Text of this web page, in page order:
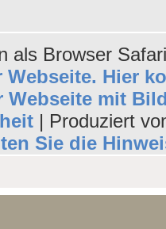
als Browser
Webseite. Hier
Webseite mit
| Produziert
Sie die